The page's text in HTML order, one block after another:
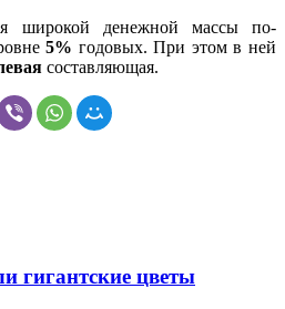
широкой денежной массы по-
5% годовых. При этом в ней
составляющая.
гигантские цветы